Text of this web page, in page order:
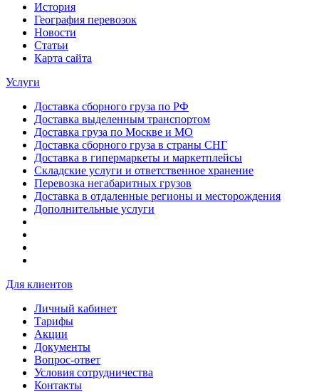
История
География перевозок
Новости
Статьи
Карта сайта
Услуги
Доставка сборного груза по РФ
Доставка выделенным транспортом
Доставка груза по Москве и МО
Доставка сборного груза в страны СНГ
Доставка в гипермаркеты и маркетплейсы
Складские услуги и ответственное хранение
Перевозка негабаритных грузов
Доставка в отдаленные регионы и месторождения
Дополнительные услуги
Для клиентов
Личный кабинет
Тарифы
Акции
Документы
Вопрос-ответ
Условия сотрудничества
Контакты